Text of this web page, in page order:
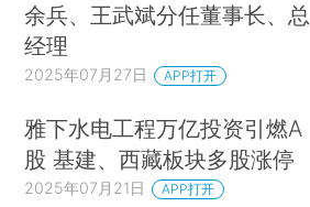
余兵、王武斌分任董事长、总
经理
2025年07月27日 APP打开
雅下水电工程万亿投资引燃A
股 基建、西藏板块多股涨停
2025年07月21日 APP打开